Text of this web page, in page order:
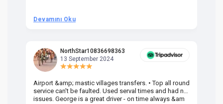
Devamını Oku
NorthStar10836698363
13 September 2024
Airport &amp; mastic villages transfers. • Top all round
service can't be faulted. Used serval times and had no
issues. George is a great driver - on time always &am